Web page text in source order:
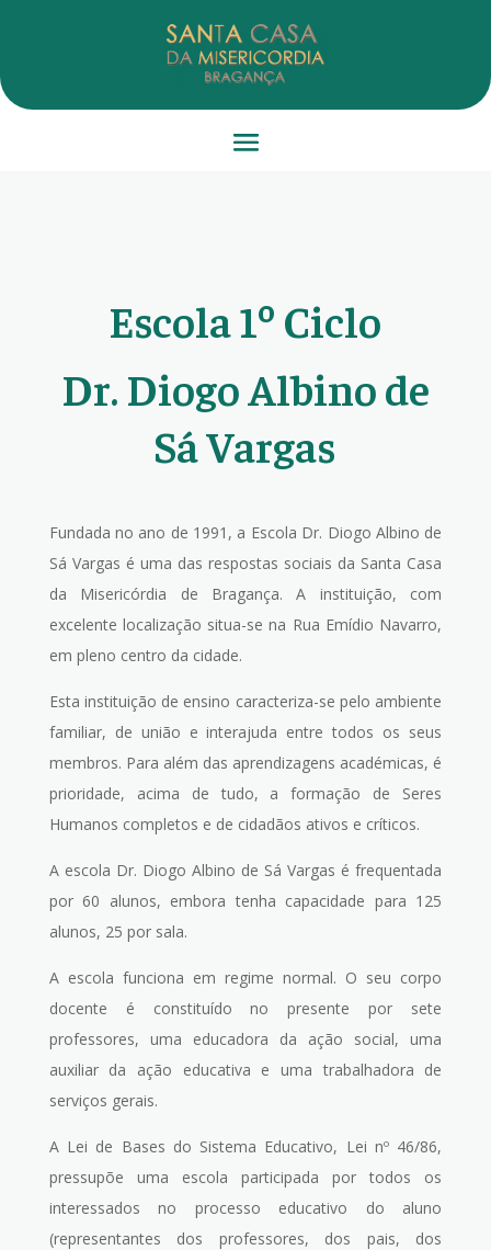
Escola 1º Ciclo
Dr. Diogo Albino de
Sá Vargas
Fundada no ano de 1991, a Escola Dr. Diogo Albino de
Sá Vargas é uma das respostas sociais da Santa Casa
da Misericórdia de Bragança. A instituição, com
excelente localização situa-se na Rua Emídio Navarro,
em pleno centro da cidade.
Esta instituição de ensino caracteriza-se pelo ambiente
familiar, de união e interajuda entre todos os seus
membros. Para além das aprendizagens académicas, é
prioridade, acima de tudo, a formação de Seres
Humanos completos e de cidadãos ativos e críticos.
A escola Dr. Diogo Albino de Sá Vargas é frequentada
por 60 alunos, embora tenha capacidade para 125
alunos, 25 por sala.
A escola funciona em regime normal. O seu corpo
docente é constituído no presente por sete
professores, uma educadora da ação social, uma
auxiliar da ação educativa e uma trabalhadora de
serviços gerais.
A Lei de Bases do Sistema Educativo, Lei nº 46/86,
pressupõe uma escola participada por todos os
interessados no processo educativo do aluno
(representantes dos professores, dos pais, dos